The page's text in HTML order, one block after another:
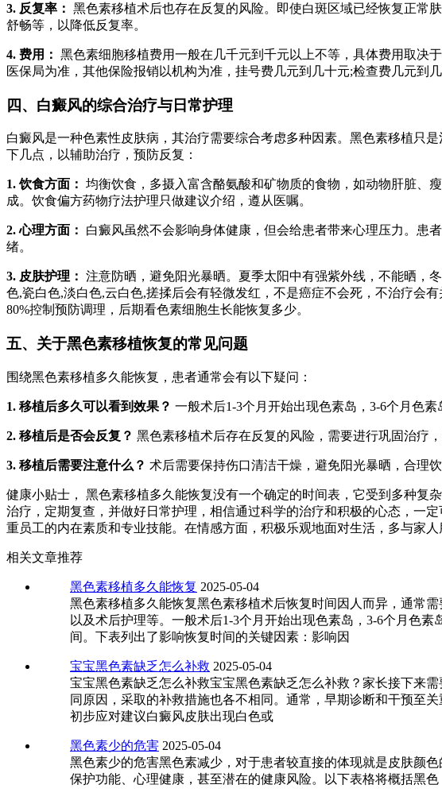
3. 反复率： 黑色素移植术后也存在反复的风险。即使白斑区域已经恢复正常
舒畅等，以降低反复率。
4. 费用： 黑色素细胞移植费用一般在几千元到千元以上不等，具体费用取决
医保局为准，其他保险报销以机构为准，挂号费几元到几十元;检查费几元到
四、白癜风的综合治疗与日常护理
白癜风是一种色素性皮肤病，其治疗需要综合考虑多种因素。黑色素移植只
下几点，以辅助治疗，预防反复：
1. 饮食方面： 均衡饮食，多摄入富含酪氨酸和矿物质的食物，如动物肝脏、
成。饮食偏方药物疗法护理只做建议介绍，遵从医嘱。
2. 心理方面：
白癜风虽然不会影响身体健康，但会给患者带来心理压力。患
绪。
3. 皮肤护理： 注意防晒，避免阳光暴晒。夏季太阳中有强紫外线，不能晒，
色,瓷白色,淡白色,云白色,搓揉后会有轻微发红，不是癌症不会死，不治疗会
80%控制预防调理，后期看色素细胞生长能恢复多少。
五、关于黑色素移植恢复的常见问题
围绕黑色素移植多久能恢复，患者通常会有以下疑问：
1. 移植后多久可以看到效果？ 一般术后1-3个月开始出现色素岛，3-6个月色
2. 移植后是否会反复？ 黑色素移植术后存在反复的风险，需要进行巩固治疗
3. 移植后需要注意什么？ 术后需要保持伤口清洁干燥，避免阳光暴晒，合理
健康小贴士， 黑色素移植多久能恢复没有一个确定的时间表，它受到多种复
治疗，定期复查，并做好日常护理，相信通过科学的治疗和积极的心态，一
重员工的内在素质和专业技能。在情感方面，积极乐观地面对生活，多与家人
相关文章推荐
黑色素移植多久能恢复 2025-05-04
黑色素移植多久能恢复黑色素移植术后恢复时间因人而异，通常
以及术后护理等。一般术后1-3个月开始出现色素岛，3-6个月色
间。下表列出了影响恢复时间的关键因素：影响因
宝宝黑色素缺乏怎么补救 2025-05-04
宝宝黑色素缺乏怎么补救宝宝黑色素缺乏怎么补救？家长接下来
同原因，采取的补救措施也各不相同。通常，早期诊断和干预至
初步应对建议白癜风皮肤出现白色或
黑色素少的危害 2025-05-04
黑色素少的危害黑色素减少，对于患者较直接的体现就是皮肤颜
保护功能、心理健康，甚至潜在的健康风险。以下表格将概括黑色